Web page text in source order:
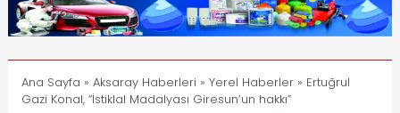
17:15
Aksaray OSB Bölge Müdürü Makam Koltuğunu
Çocuklara Bıraktı
16:00
Aksaray Esnaf Rehberi ile Google ve Yapay Zeka
Aramalarında Öne Çıkın
Ana Sayfa » Aksaray Haberleri » Yerel Haberler» Ertuğrul
Gazi Konal, “İstiklal Madalyası Giresun’un hakkı”